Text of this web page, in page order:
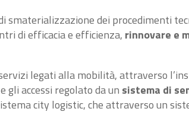
dei procedimenti
di efficacia e efficienza, rinnovare e
legati alla mobilità, attraverso
gli accessi regolato da un sistema di
city logistic, che attraverso un